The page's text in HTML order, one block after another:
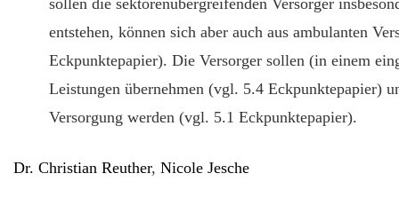
sollen die sektorenübergreifenden Versorger
entstehen, können sich aber auch aus ambulanten
Eckpunktepapier). Die Versorger sollen (in einem
Leistungen übernehmen (vgl. 5.4 Eckpunktepapier)
Versorgung werden (vgl. 5.1 Eckpunktepapier).
Dr. Christian Reuther, Nicole Jesche